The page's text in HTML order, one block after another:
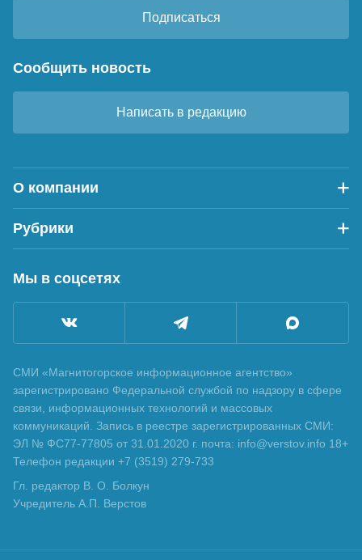
Подписаться
Сообщить новость
Написать в редакцию
О компании
Рубрики
Мы в соцсетях
СМИ «Магнитогорское информационное агентство»
зарегистрировано Федеральной службой по надзору в сфере
связи, информационных технологий и массовых
коммуникаций. Запись в реестре зарегистрированных СМИ:
ЭЛ № ФС77-77805 от 31.01.2020 г. почта: info@verstov.info 18+
Телефон редакции +7 (3519) 279-733
Гл. редактор В. О. Болкун
Учредитель А.П. Верстов